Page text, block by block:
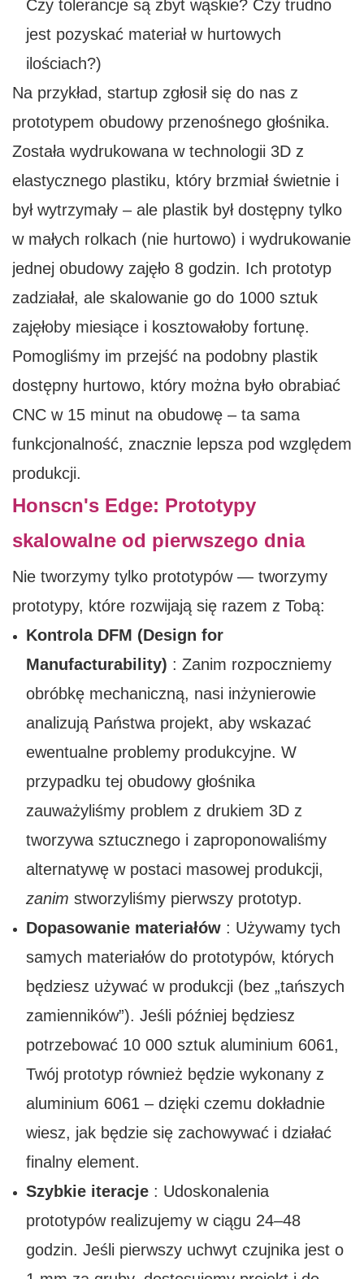
Czy tolerancje są zbyt wąskie? Czy trudno
jest pozyskać materiał w hurtowych
ilościach?)
Na przykład, startup zgłosił się do nas z
prototypem obudowy przenośnego głośnika.
Została wydrukowana w technologii 3D z
elastycznego plastiku, który brzmiał świetnie i
był wytrzymały – ale plastik był dostępny tylko
w małych rolkach (nie hurtowo) i wydrukowanie
jednej obudowy zajęło 8 godzin. Ich prototyp
zadziałał, ale skalowanie go do 1000 sztuk
zajęłoby miesiące i kosztowałoby fortunę.
Pomogliśmy im przejść na podobny plastik
dostępny hurtowo, który można było obrabiać
CNC w 15 minut na obudowę – ta sama
funkcjonalność, znacznie lepsza pod względem
produkcji.
Honscn's Edge: Prototypy
skalowalne od pierwszego dnia
Nie tworzymy tylko prototypów — tworzymy
prototypy, które rozwijają się razem z Tobą:
Kontrola DFM (Design for
Manufacturability) : Zanim rozpoczniemy
obróbkę mechaniczną, nasi inżynierowie
analizują Państwa projekt, aby wskazać
ewentualne problemy produkcyjne. W
przypadku tej obudowy głośnika
zauważyliśmy problem z drukiem 3D z
tworzywa sztucznego i zaproponowaliśmy
alternatywę w postaci masowej produkcji,
zanim stworzyliśmy pierwszy prototyp.
Dopasowanie materiałów: Używamy tych
samych materiałów do prototypów, których
będziesz używać w produkcji (bez „tańszych
zamienników”). Jeśli później będziesz
potrzebować 10 000 sztuk aluminium 6061,
Twój prototyp również będzie wykonany z
aluminium 6061 – dzięki czemu dokładnie
wiesz, jak będzie się zachowywać i działać
finalny element.
Szybkie iteracje: Udoskonalenia
prototypów realizujemy w ciągu 24–48
godzin. Jeśli pierwszy uchwyt czujnika jest o